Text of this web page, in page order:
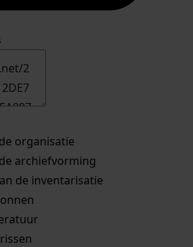
organisatie
archiefvorming
de inventarisatie